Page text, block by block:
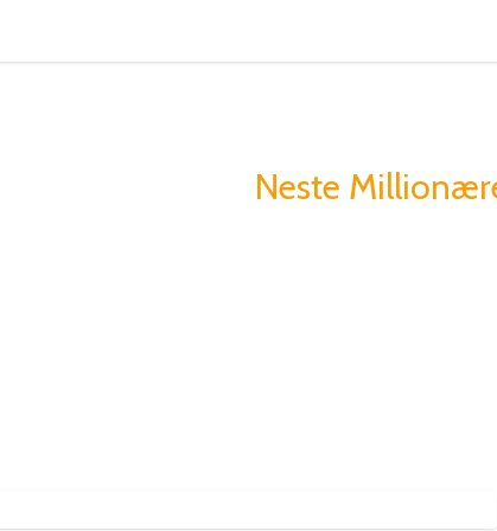
Neste